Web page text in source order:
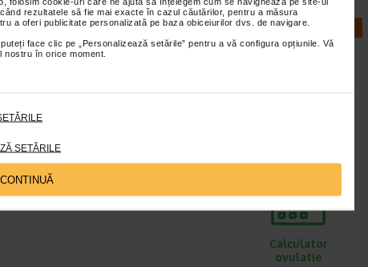
rezultatele să fie mai exacte în cazul căutărilor, pentru a măsura
a oferi publicitate personalizată pe baza obiceiurilor dvs. de navigare.
face clic pe „Personalizează setările” pentru a vă configura opțiunile. Vă
în orice moment.
SETĂRILE
aliment integral, cat si ca supliment
industria carnii…
CALCULATOARE
Calculator
ovulatie